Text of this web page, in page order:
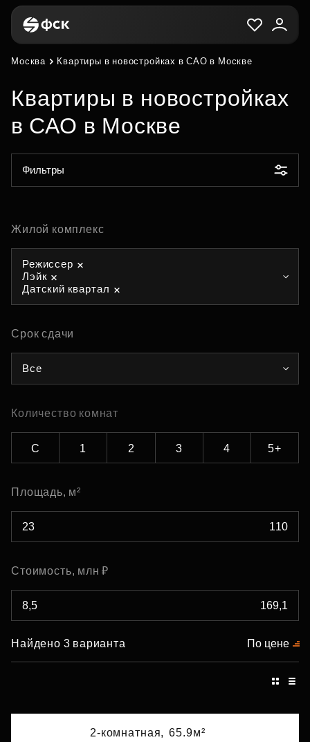
Москва Квартиры в новостройках в САО в Москве
Квартиры в новостройках
в САО в Москве
Фильтры
Жилой комплекс
Режиссер
Лэйк
Датский квартал
Срок сдачи
Все
Количество комнат
С 1 2 3 4 5+
Площадь, м²
Стоимость, млн ₽
Найдено 3 варианта По цене
2-комнатная, 65.9м²